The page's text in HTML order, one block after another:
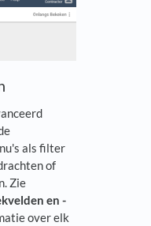
als filter
of
Zie
en -
over elk